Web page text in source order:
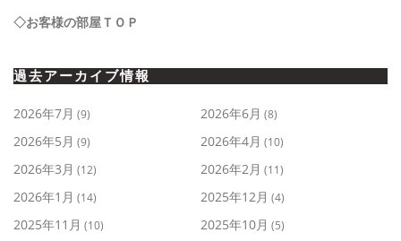
◇お客様の部屋ＴＯＰ
過去アーカイブ情報
2026年7月 (9) 2026年6月 (8)
2026年5月 (9) 2026年4月 (10)
2026年3月 (12) 2026年2月 (11)
2026年1月 (14) 2025年12月 (4)
2025年11月 (10) 2025年10月 (5)